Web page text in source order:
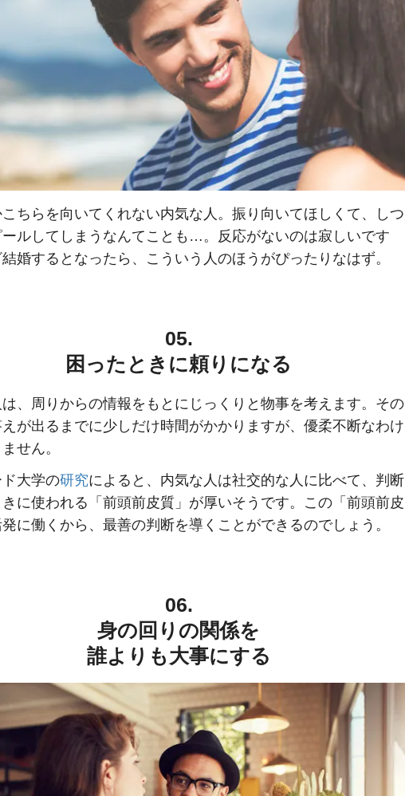
ちらを向いてくれない内気な人。振り向いてほしくて、しつ
ルしてしまうなんてことも…。反応がないのは寂しいです
婚するとなったら、こういう人のほうがぴったりなはず。
05.
困ったときに頼りになる
、周りからの情報をもとにじっくりと物事を考えます。その
が出るまでに少しだけ時間がかかりますが、優柔不断なわけ
せん。
大学の研究によると、内気な人は社交的な人に比べて、判断
に使われる「前頭前皮質」が厚いそうです。この「前頭前皮
に働くから、最善の判断を導くことができるのでしょう。
06.
身の回りの関係を
誰よりも大事にする